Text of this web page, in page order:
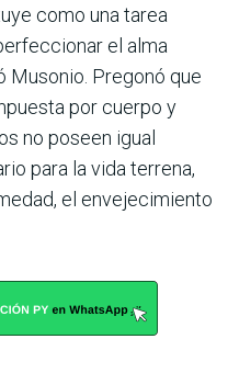
como una tarea
el alma
Musonio. Pregonó que
por cuerpo y
no poseen igual
para la vida terrena,
el envejecimiento